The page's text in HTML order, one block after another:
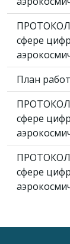
ПРОТОКОЛ
сфере
План
ПРОТОКОЛ
сфере
ПРОТОКОЛ
сфере